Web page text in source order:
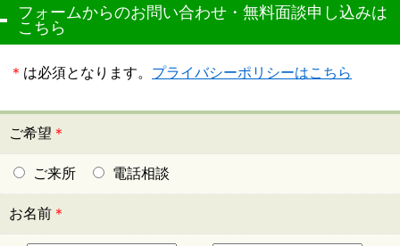
フォームからのお問い合わせ・無料面談申し込みは
こちら
＊ は必須となります。 プライバシーポリシーはこちら
ご希望 ＊
ご来所 電話相談
お名前 ＊